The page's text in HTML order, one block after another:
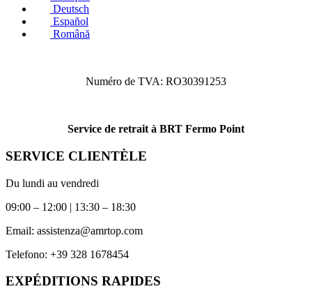
Deutsch
Español
Română
Numéro de TVA: RO30391253
Service de retrait à BRT Fermo Point
SERVICE CLIENTÈLE
Du lundi au vendredi
09:00 – 12:00 | 13:30 – 18:30
Email: assistenza@amrtop.com
Telefono: +39 328 1678454
EXPÉDITIONS RAPIDES